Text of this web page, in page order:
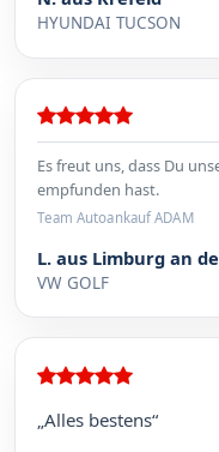
HYUNDAI TUCSON
Es freut uns, dass Du
empfunden hast.
Team Autoankauf ADAM
L. aus Limburg an
VW GOLF
„Alles bestens“